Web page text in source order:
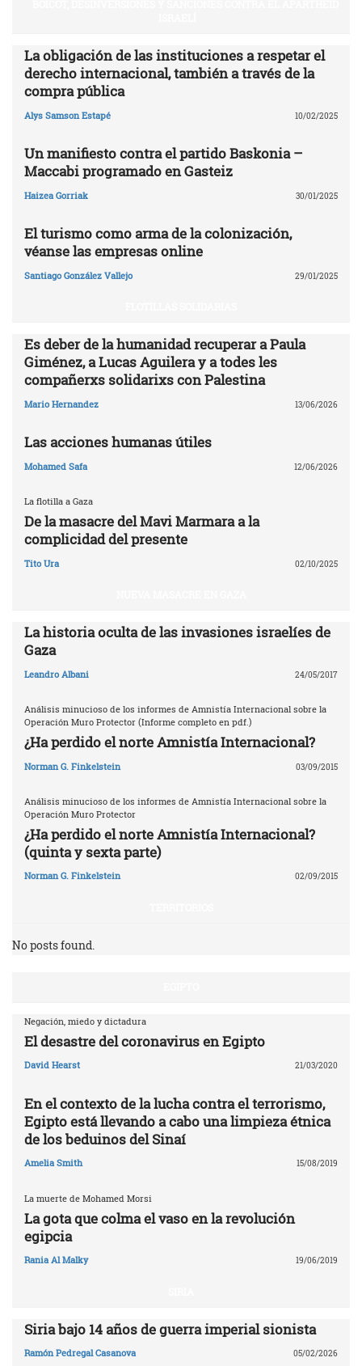
La obligación de las instituciones a respetar el
derecho internacional, también a través de la
compra pública
Alys Samson Estapé 10/02/2025
Un manifiesto contra el partido Baskonia –
Maccabi programado en Gasteiz
Haizea Gorriak 30/01/2025
El turismo como arma de la colonización,
véanse las empresas online
Santiago González Vallejo 29/01/2025
Es deber de la humanidad recuperar a Paula
Giménez, a Lucas Aguilera y a todes les
compañerxs solidarixs con Palestina
Mario Hernandez 13/06/2026
Las acciones humanas útiles
Mohamed Safa 12/06/2026
La flotilla a Gaza
De la masacre del Mavi Marmara a la
complicidad del presente
Tito Ura 02/10/2025
La historia oculta de las invasiones israelíes de
Gaza
Leandro Albani 24/05/2017
Análisis minucioso de los informes de Amnistía Internacional sobre la
Operación Muro Protector (Informe completo en pdf.)
¿Ha perdido el norte Amnistía Internacional?
Norman G. Finkelstein 03/09/2015
Análisis minucioso de los informes de Amnistía Internacional sobre la
Operación Muro Protector
¿Ha perdido el norte Amnistía Internacional?
(quinta y sexta parte)
Norman G. Finkelstein 02/09/2015
No posts found.
Negación, miedo y dictadura
El desastre del coronavirus en Egipto
David Hearst 21/03/2020
En el contexto de la lucha contra el terrorismo,
Egipto está llevando a cabo una limpieza étnica
de los beduinos del Sinaí
Amelia Smith 15/08/2019
La muerte de Mohamed Morsi
La gota que colma el vaso en la revolución
egipcia
Rania Al Malky 19/06/2019
Siria bajo 14 años de guerra imperial sionista
Ramón Pedregal Casanova 05/02/2026